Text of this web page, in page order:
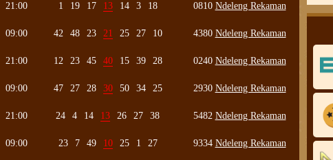
21:00 1 19 17 13 14 3 18 0810 Ndeleng Rekaman
09:00 42 48 23 21 25 27 10 4380 Ndeleng Rekaman
21:00 12 23 45 40 15 39 28 0240 Ndeleng Rekaman
09:00 47 27 28 30 50 34 25 2930 Ndeleng Rekaman
21:00 24 4 14 13 26 27 38 5482 Ndeleng Rekaman
09:00 23 7 49 10 25 1 27 9334 Ndeleng Rekaman